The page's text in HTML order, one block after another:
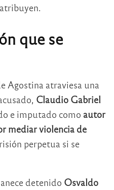
que se
Agostina atraviesa una
Claudio Gabriel
e imputado como autor
mediar violencia de
perpetua si se
detenido Osvaldo